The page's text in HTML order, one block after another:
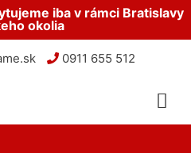
iba v rámci Bratislavy
okolia
0911 655 512